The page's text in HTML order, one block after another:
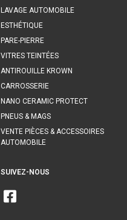
LAVAGE AUTOMOBILE
ESTHÉTIQUE
PARE-PIERRE
VITRES TEINTÉES
ANTIROUILLE KROWN
CARROSSERIE
NANO CERAMIC PROTECT
PNEUS & MAGS
VENTE PIÈCES & ACCESSOIRES
AUTOMOBILE
SUIVEZ-NOUS